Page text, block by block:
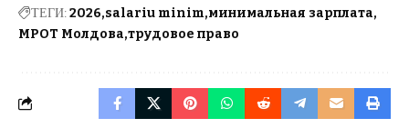
ТЕГИ:2026 salariu minim минимальная зарплата
МРОТ Молдова трудовое право